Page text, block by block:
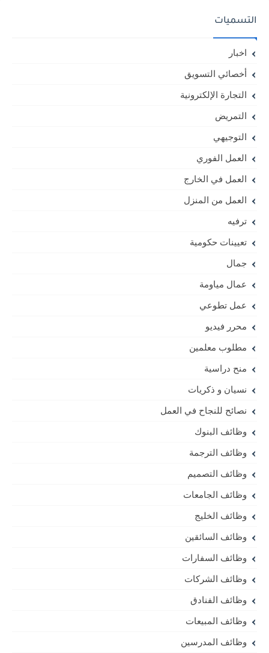
التسميات
اخبار
أخصائي التسويق
التجارة الإلكترونية
التمريض
التوجيهي
العمل الفوري
العمل في الخارج
العمل من المنزل
ترفيه
تعيينات حكومية
جمال
عمال مياومة
عمل تطوعي
محرر فيديو
مطلوب معلمين
منح دراسية
نسيان و ذكريات
نصائح للنجاح في العمل
وظائف البنوك
وظائف الترجمة
وظائف التصميم
وظائف الجامعات
وظائف الخليج
وظائف السائقين
وظائف السفارات
وظائف الشركات
وظائف الفنادق
وظائف المبيعات
وظائف المدرسين